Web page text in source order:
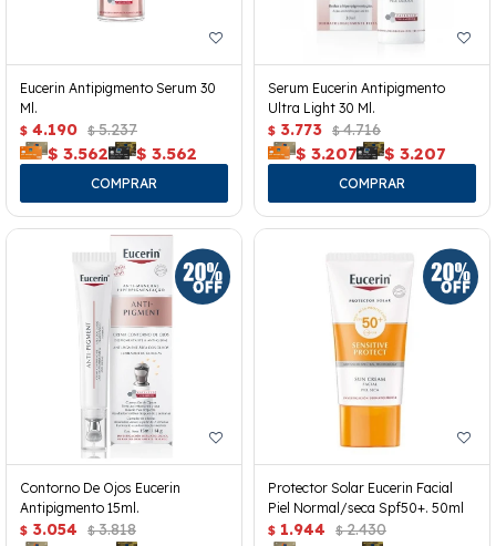
Eucerin Antipigmento Serum 30
Ml.
$ 4.190 $ 5.237
$ 3.562 $ 3.562
Serum Eucerin Antipigmento
Ultra Light 30 Ml.
$ 3.773 $ 4.716
$ 3.207 $ 3.207
Contorno De Ojos Eucerin
Antipigmento 15ml.
$ 3.054 $ 3.818
Protector Solar Eucerin Facial
Piel Normal/seca Spf50+. 50ml
$ 1.944 $ 2.430